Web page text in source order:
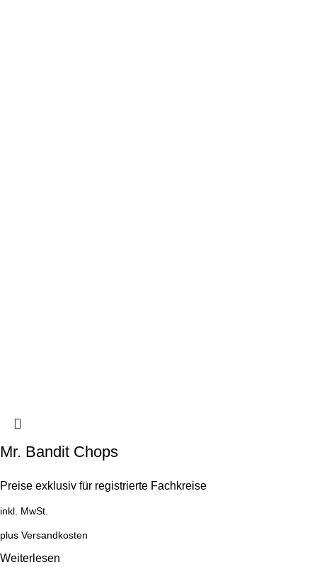
Mr. Bandit Chops
Preise exklusiv für registrierte Fachkreise
inkl. MwSt.
plus Versandkosten
Weiterlesen